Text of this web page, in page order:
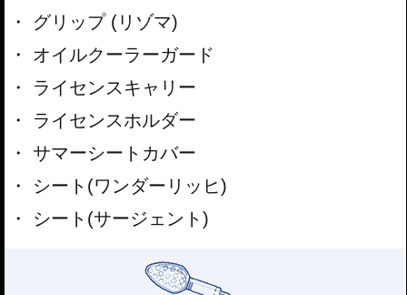
グリップ (リゾマ)
オイルクーラーガード
ライセンスキャリー
ライセンスホルダー
サマーシートカバー
シート(ワンダーリッヒ)
シート(サージェント)